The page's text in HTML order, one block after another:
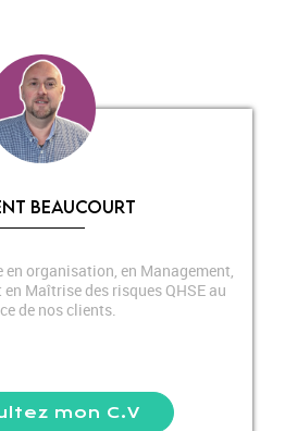
BEAUCOURT
en organisation, en Management,
Maîtrise des risques QHSE au
de nos clients.
mon C.V